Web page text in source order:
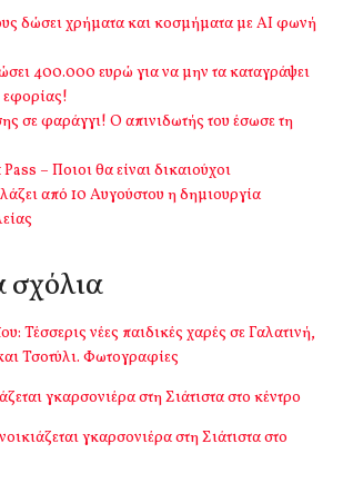
δώσει χρήματα και κοσμήματα με ΑΙ φωνή
400.000 ευρώ για να μην τα καταγράψει
σε φαράγγι! Ο απινιδωτής του έσωσε τη
– Ποιοι θα είναι δικαιούχοι
από 10 Αυγούστου η δημιουργία
Τέσσερις νέες παιδικές χαρές σε Γαλατινή,
Τσοτύλι. Φωτογραφίες
γκαρσονιέρα στη Σιάτιστα στο κέντρο
γκαρσονιέρα στη Σιάτιστα στο